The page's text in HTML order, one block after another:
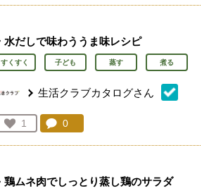
水だしで味わううま味レシピ
すくすく 子ども 蒸す 煮る
生活クラブカタログさん
お気に入り登録：
1
人が登録
コメント：
0
鶏ムネ肉でしっとり蒸し鶏のサラダ